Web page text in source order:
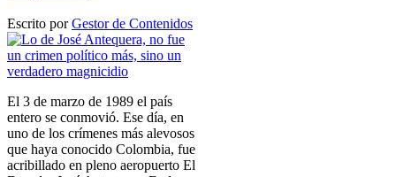
Escrito porGestor de Contenidos
El 3 de marzo de 1989 el país
entero se conmovió. Ese día, en
uno de los crímenes más alevosos
que haya conocido Colombia, fue
acribillado en pleno aeropuerto El